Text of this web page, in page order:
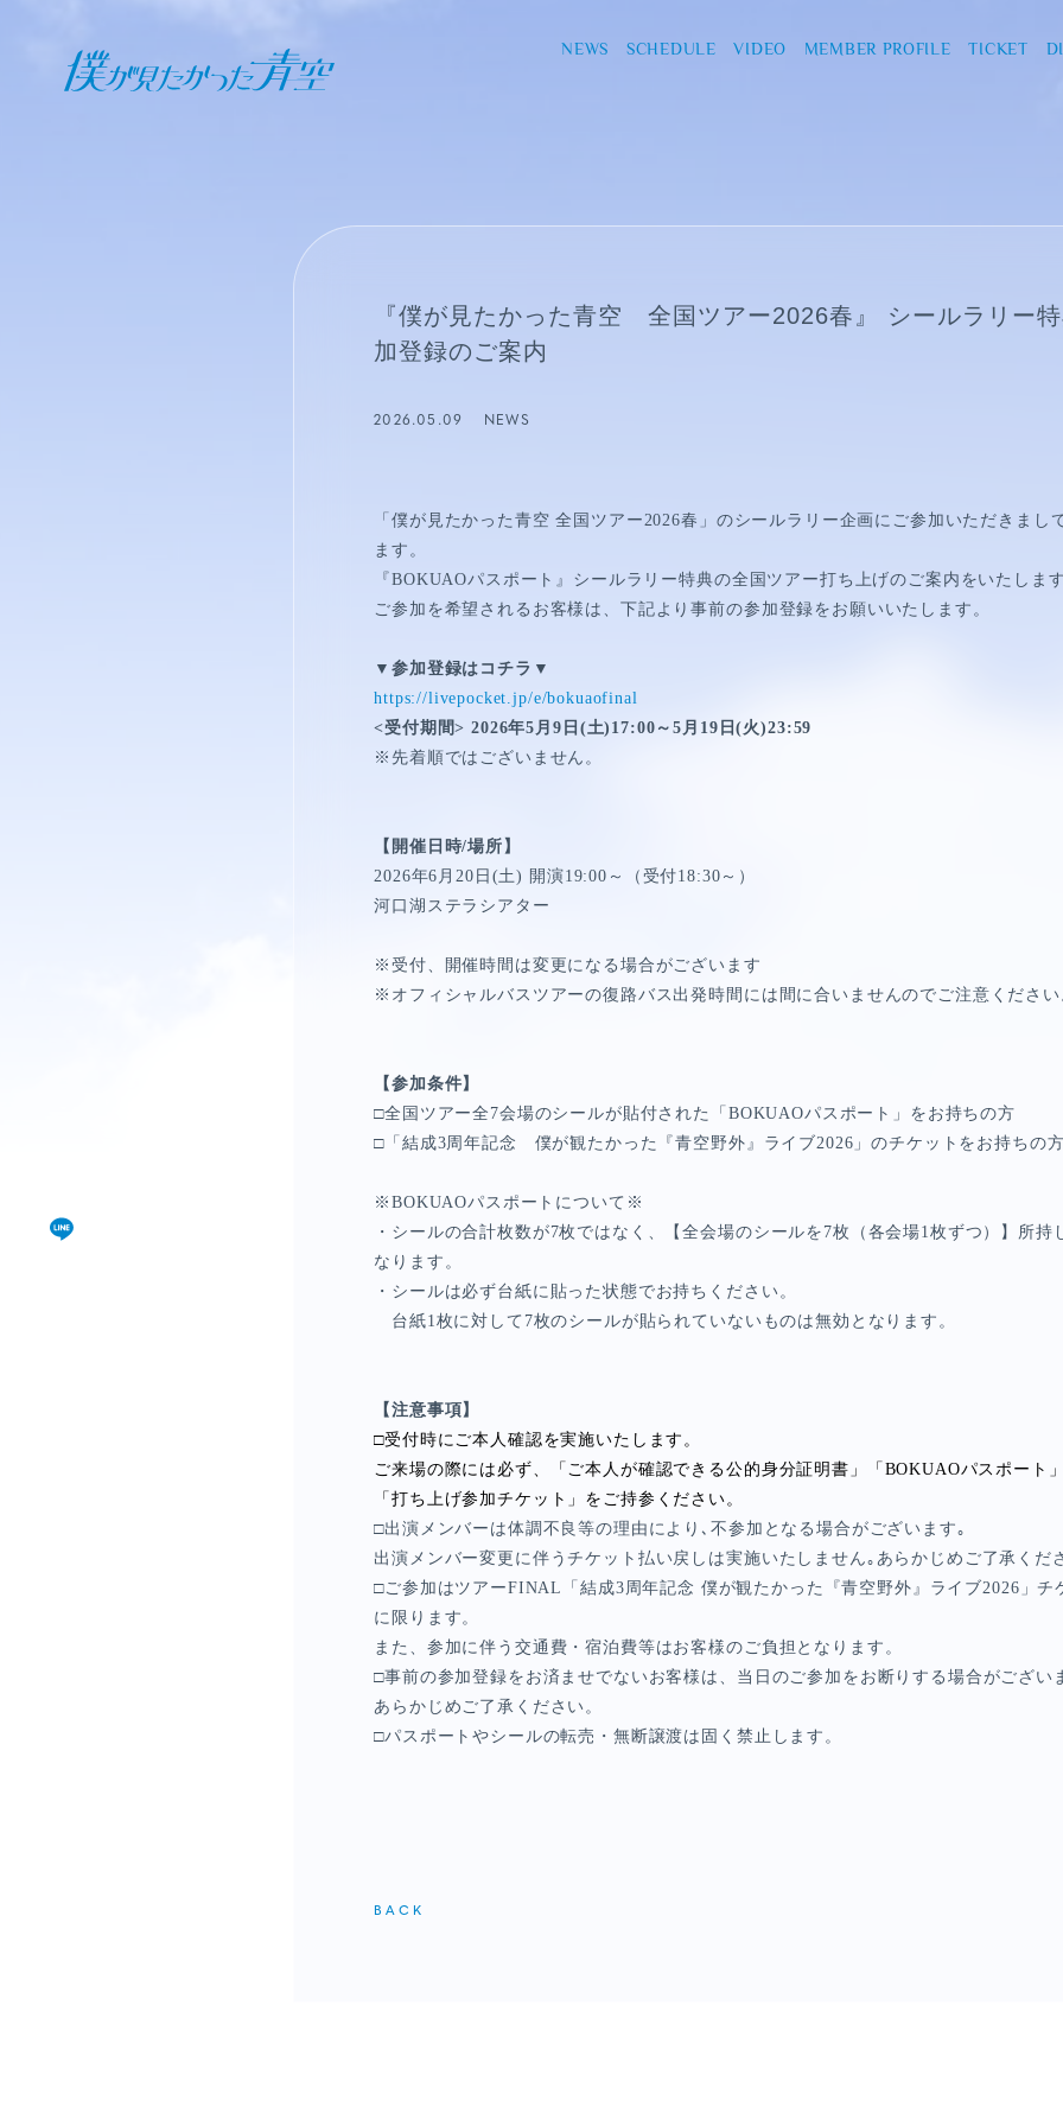
NEWS SCHEDULE VIDEO MEMBER PROFILE TICKET
RADIO
動画/短編動画 SHORT MOVIE
僕青相性診断
直感！推し探し SPECIAL
『僕が見たかった青空 全国ツアー2026春』 シールラリー
加登録のご案内
2026.05.09 NEWS
「僕が見たかった青空 全国ツアー2026春」のシールラリー企画にご参加いただきまし
ます。
『BOKUAOパスポート』シールラリー特典の全国ツアー打ち上げのご案内をいたしま
ご参加を希望されるお客様は、下記より事前の参加登録をお願いいたします。
▼参加登録はコチラ▼
https://livepocket.jp/e/bokuaofinal
<受付期間> 2026年5 月 9 日 (土)17:00 ～5 月 19 日(火)23:59
※先着順ではございません。
【開催日時/場所】
2026年6 月20 日 (土) 開演19:00 ～（受付18:30 ～）
河口湖ステラシアター
※受付、開催時間は変更になる場合がございます
※オフィシャルバスツアーの復路バス出発時間には間に合いませんのでご注意くださ
【参加条件】
□全国ツアー全 7会場のシールが貼付された「 BOKUAOパスポート」をお持ちの方
□「結成3周年記念 僕が観たかった『青空野外』ライブ2026 」のチケットをお持ちの
※BOKUAOパスポートについて※
・シールの合計枚数が7枚ではなく、【全会場のシールを 7枚（各会場1枚ずつ）】所持
なります。
・シールは必ず台紙に貼った状態でお持ちください。
台紙1枚に対して 7枚のシールが貼られていないものは無効となります。
【注意事項】
□受付時にご本人確認を実施いたします。
ご来場の際には必ず、「ご本人が確認できる公的身分証明書」「 BOKUAOパスポート
「打ち上げ参加チケット」をご持参ください。
□出演メンバーは体調不良等の理由により､不参加となる場合がございます｡
出演メンバー変更に伴うチケット払い戻しは実施いたしません｡あらかじめご了承くだ
□ご参加はツアーFINAL 「結成3周年記念 僕が観たかった『青空野外』ライブ2026 」
に限ります。
また、参加に伴う交通費・宿泊費等はお客様のご負担となります。
□事前の参加登録をお済ませでないお客様は、当日のご参加をお断りする場合がござい
あらかじめご了承ください。
□パスポートやシールの転売・無断譲渡は固く禁止します。
BACK